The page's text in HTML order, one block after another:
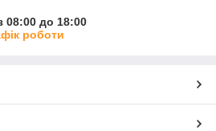
08:00 до 18:00
роботи